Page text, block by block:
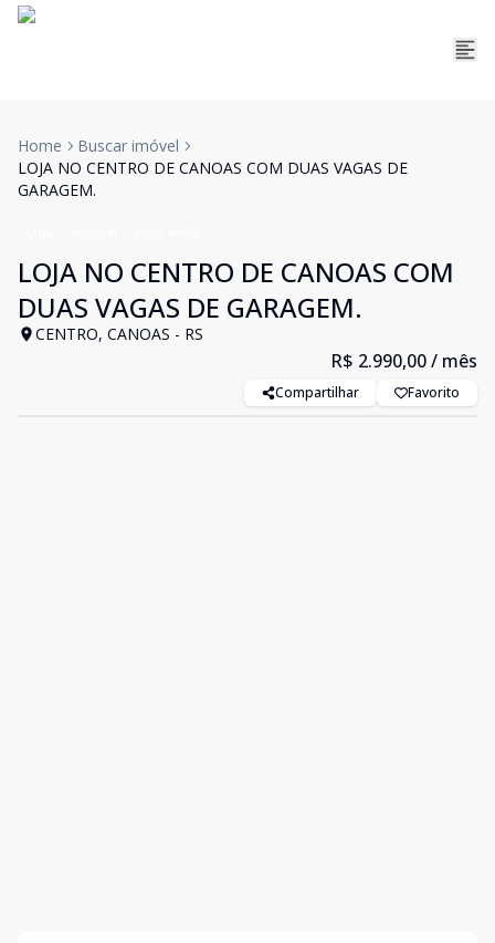
Home
Buscar imóvel
LOJA NO CENTRO DE CANOAS COM DUAS VAGAS DE
GARAGEM.
LOJA NO CENTRO DE CANOAS COM
DUAS VAGAS DE GARAGEM.
CENTRO, CANOAS - RS
R$ 2.990,00/ mês
Compartilhar Favorito